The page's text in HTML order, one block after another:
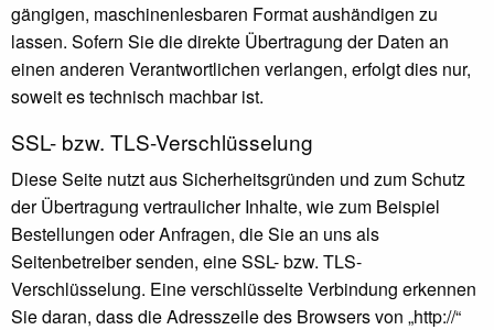
gängigen, maschinenlesbaren Format aushändigen zu
lassen. Sofern Sie die direkte Übertragung der Daten an
einen anderen Verantwortlichen verlangen, erfolgt dies nur,
soweit es technisch machbar ist.
SSL- bzw. TLS-Verschlüsselung
Diese Seite nutzt aus Sicherheitsgründen und zum Schutz
der Übertragung vertraulicher Inhalte, wie zum Beispiel
Bestellungen oder Anfragen, die Sie an uns als
Seitenbetreiber senden, eine SSL- bzw. TLS-
Verschlüsselung. Eine verschlüsselte Verbindung erkennen
Sie daran, dass die Adresszeile des Browsers von „http://“